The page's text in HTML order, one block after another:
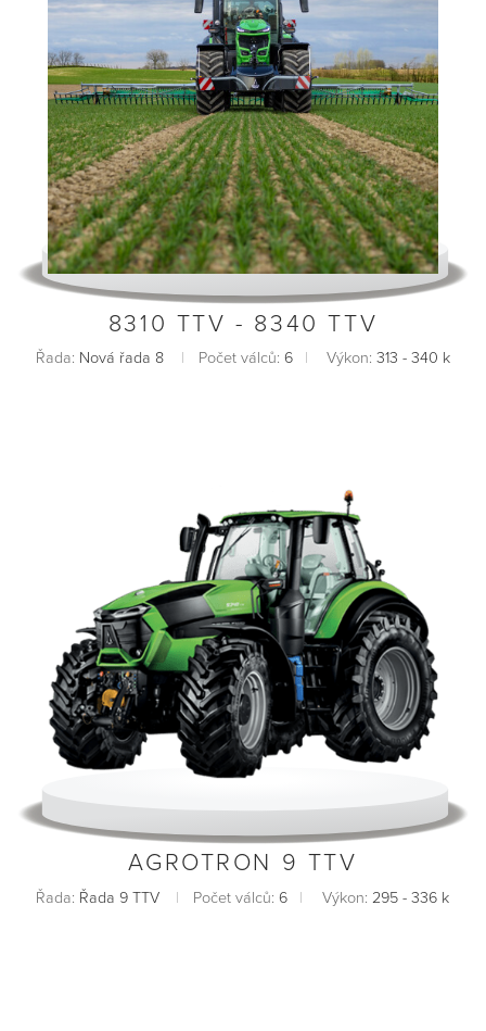
8310 TTV - 8340 TTV
Řada: Nová řada 8 Počet válců: 6 Výkon: 313 - 340 k
AGROTRON 9 TTV
Řada: Řada 9 TTV Počet válců: 6 Výkon: 295 - 336 k